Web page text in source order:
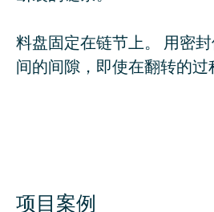
料盘固定在链节上。 用密
间的间隙，即使在翻转的过
项目案例